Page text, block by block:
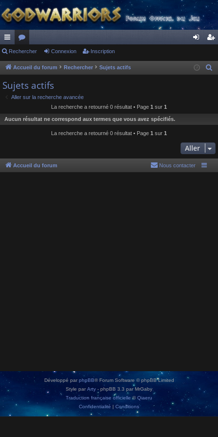
ac
co
ur
ci
or
u
s
ne cri
Rechercher Connexion Inscription
Accueil du forum Rechercher Sujets actifs
h
e
Sujets actifs
Aller sur la recherche avancée
La recherche a retourné 0 résultat • Page 1 sur 1
Aucun résultat ne correspond aux termes que vous avez spécifiés.
La recherche a retourné 0 résultat • Page 1 sur 1
Aller
Accueil du forum Nous contacter
Développé par phpBB® Forum Software © phpBB Limited
Style parArty - phpBB 3.3 par MrGaby
Traduction française officielle ©Qiaeru
Confidentialité | Conditions